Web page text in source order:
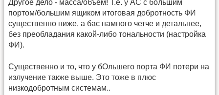
Другое дело - масса/объем! Т.е. у АС с большим
портом/большим ящиком итоговая добротность ФИ
существенно ниже, а бас намного четче и детальнее,
без преобладания какой-либо тональности (настройка
ФИ).
Существенно и то, что у бОльшего порта ФИ потери на
излучение также выше. Это тоже в плюс
низкодобротным системам..